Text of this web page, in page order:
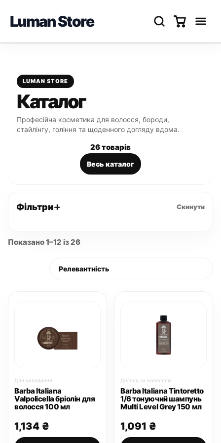
Luman Store
LUMAN STORE
Каталог
Професійна косметика для волосся, бороди,
стайлінгу, гоління та щоденного догляду вдома.
26 товарів
Весь каталог
Фільтри Скинути
Показано 1–12 із 26
Для укладання
Barba Italiana
Valpolicella бріолін для
волосся 100 мл
1,134 ₴
Догляд за волоссям
Barba Italiana Tintoretto
1/6 тонуючий шампунь
Multi Level Grey 150 мл
1,091 ₴